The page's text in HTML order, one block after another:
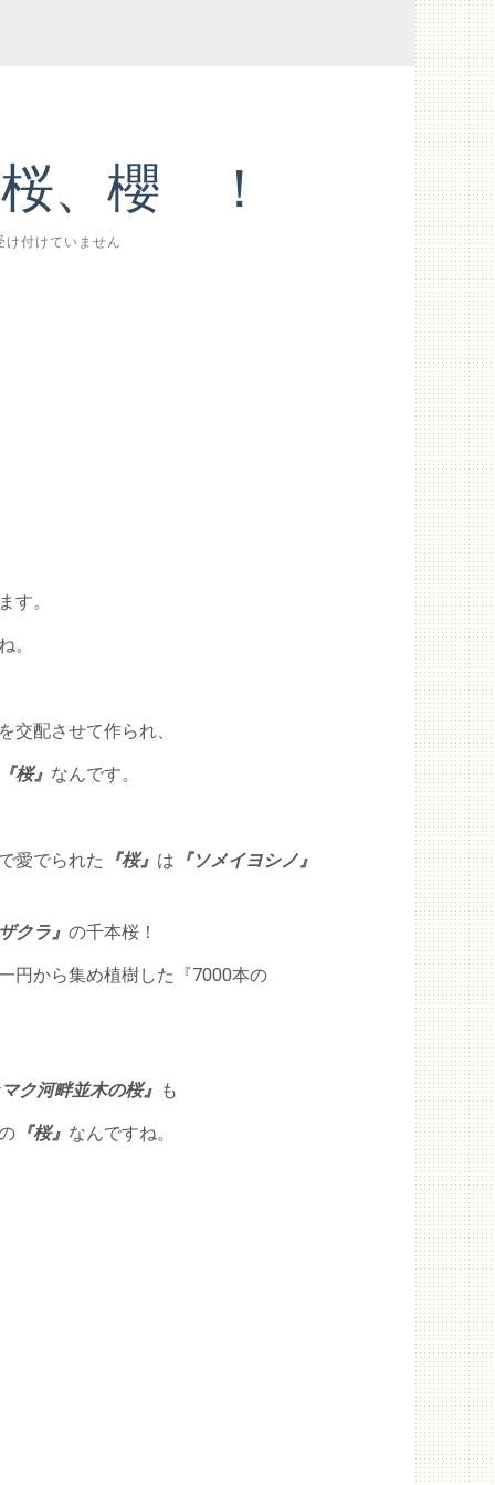
、櫻 ！
け付けていません
す。
。
交配させて作られ、
桜』 なんです。
愛でられた 『桜』 は 『ソメイヨシノ』
クラ』 の千本桜！
円から集め植樹した『7000本の
ク河畔並木の桜』 も
『桜』 なんですね。